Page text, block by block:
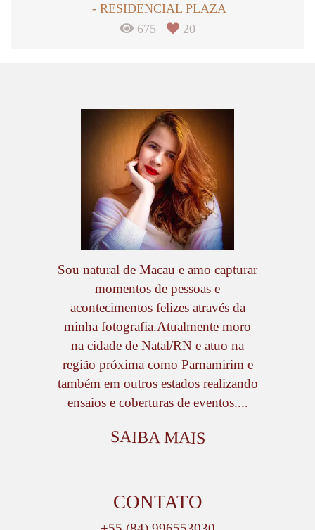
RESIDENCIAL PLAZA
675
20
Sou natural de Macau e amo capturar
momentos de pessoas e
acontecimentos felizes através da
minha fotografia.Atualmente moro
na cidade de Natal/RN e atuo na
região próxima como Parnamirim e
também em outros estados realizando
ensaios e coberturas de eventos....
SAIBA MAIS
CONTATO